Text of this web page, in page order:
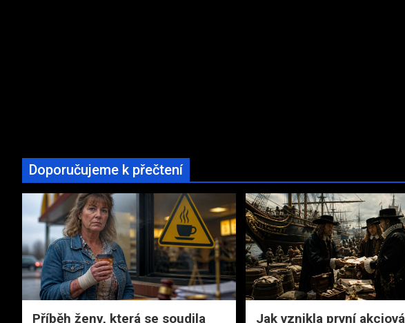
Doporučujeme k přečtení
Příběh ženy, která se soudila
Jak vznikla první akciová